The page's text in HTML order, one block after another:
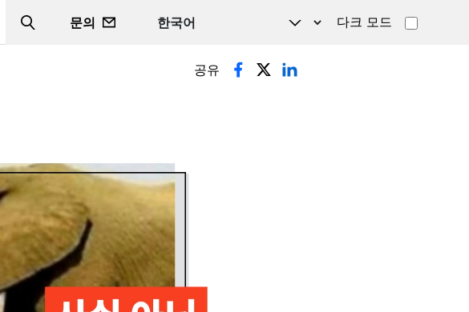
Search
문의 다크 모드
공유